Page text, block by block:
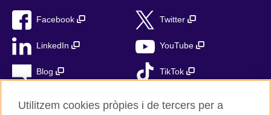
Facebook Twitter
LinkedIn YouTube
Blog TikTok
Utilitzem cookies pròpies i de tercers per a